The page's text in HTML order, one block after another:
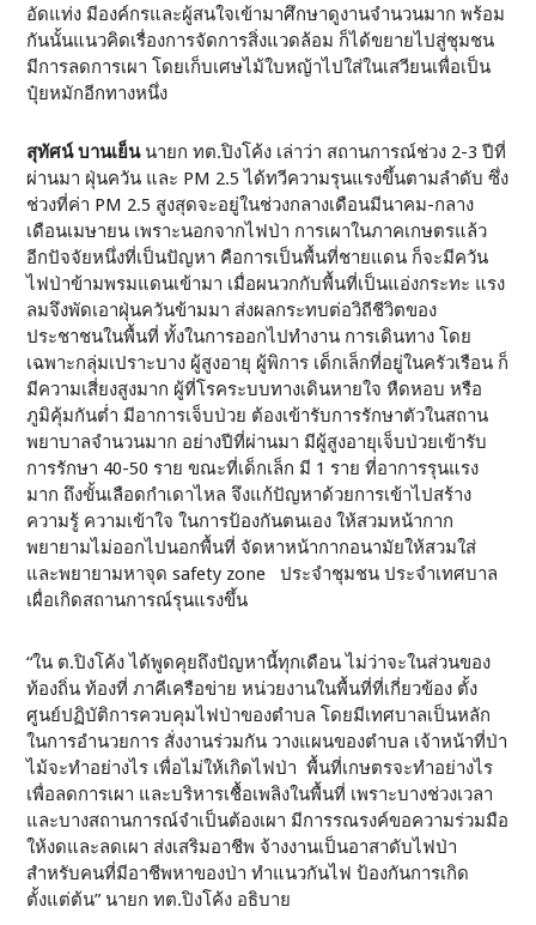
อัดแท่ง มีองค์กรและผู้สนใจเข้ามาศึกษาดูงานจำนวนมาก พร้อม
กันนั้นแนวคิดเรื่องการจัดการสิ่งแวดล้อม ก็ได้ขยายไปสู่ชุมชน
มีการลดการเผา โดยเก็บเศษไม้ใบหญ้าไปใส่ในเสวียนเพื่อเป็น
ปุ๋ยหมักอีกทางหนึ่ง
สุทัศน์ บานเย็นนายก ทต.ปิงโค้ง เล่าว่า สถานการณ์ช่วง 2-3 ปีที่
ผ่านมา ฝุ่นควัน และ PM 2.5 ได้ทวีความรุนแรงขึ้นตามลำดับ ซึ่ง
ช่วงที่ค่า PM 2.5 สูงสุดจะอยู่ในช่วงกลางเดือนมีนาคม-กลาง
เดือนเมษายน เพราะนอกจากไฟป่า การเผาในภาคเกษตรแล้ว
อีกปัจจัยหนึ่งที่เป็นปัญหา คือการเป็นพื้นที่ชายแดน ก็จะมีควัน
ไฟป่าข้ามพรมแดนเข้ามา เมื่อผนวกกับพื้นที่เป็นแอ่งกระทะ แรง
ลมจึงพัดเอาฝุ่นควันข้ามมา ส่งผลกระทบต่อวิถีชีวิตของ
ประชาชนในพื้นที่ ทั้งในการออกไปทำงาน การเดินทาง โดย
เฉพาะกลุ่มเปราะบาง ผู้สูงอายุ ผู้พิการ เด็กเล็กที่อยู่ในครัวเรือน ก็
มีความเสี่ยงสูงมาก ผู้ที่โรคระบบทางเดินหายใจ หืดหอบ หรือ
ภูมิคุ้มกันต่ำ มีอาการเจ็บป่วย ต้องเข้ารับการรักษาตัวในสถาน
พยาบาลจำนวนมาก อย่างปีที่ผ่านมา มีผู้สูงอายุเจ็บป่วยเข้ารับ
การรักษา 40-50 ราย ขณะที่เด็กเล็ก มี 1 ราย ที่อาการรุนแรง
มาก ถึงขั้นเลือดกำเดาไหล จึงแก้ปัญหาด้วยการเข้าไปสร้าง
ความรู้ ความเข้าใจ ในการป้องกันตนเอง ให้สวมหน้ากาก
พยายามไม่ออกไปนอกพื้นที่ จัดหาหน้ากากอนามัยให้สวมใส่
และพยายามหาจุด safety zone ประจำชุมชน ประจำเทศบาล
เผื่อเกิดสถานการณ์รุนแรงขึ้น
“ใน ต.ปิงโค้ง ได้พูดคุยถึงปัญหานี้ทุกเดือน ไม่ว่าจะในส่วนของ
ท้องถิ่น ท้องที่ ภาคีเครือข่าย หน่วยงานในพื้นที่ที่เกี่ยวข้อง ตั้ง
ศูนย์ปฏิบัติการควบคุมไฟป่าของตำบล โดยมีเทศบาลเป็นหลัก
ในการอำนวยการ สั่งงานร่วมกัน วางแผนของตำบล เจ้าหน้าที่ป่า
ไม้จะทำอย่างไร เพื่อไม่ให้เกิดไฟป่า พื้นที่เกษตรจะทำอย่างไร
เพื่อลดการเผา และบริหารเชื้อเพลิงในพื้นที่ เพราะบางช่วงเวลา
และบางสถานการณ์จำเป็นต้องเผา มีการรณรงค์ขอความร่วมมือ
ให้งดและลดเผา ส่งเสริมอาชีพ จ้างงานเป็นอาสาดับไฟป่า
สำหรับคนที่มีอาชีพหาของป่า ทำแนวกันไฟ ป้องกันการเกิด
ตั้งแต่ต้น” นายก ทต.ปิงโค้ง อธิบาย